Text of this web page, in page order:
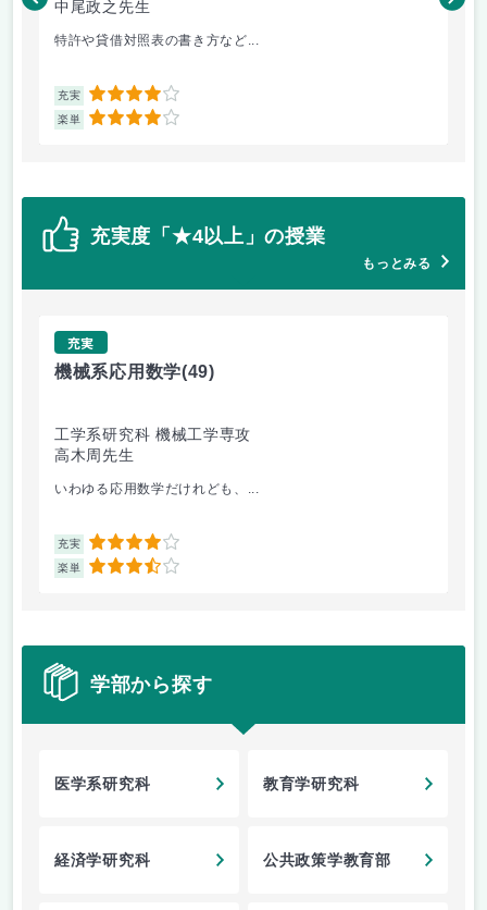
中尾政之先生
特許や貸借対照表の書き方など...
充実 4
楽単 4
佐
充実度「★4以上」の授業
もっとみる
充実
機械系応用数学(49)
工学系研究科 機械工学専攻
高木周先生
いわゆる応用数学だけれども、...
充実 4
楽単 3.5
学部から探す
医学系研究科 教育学研究科
経済学研究科 公共政策学教育部